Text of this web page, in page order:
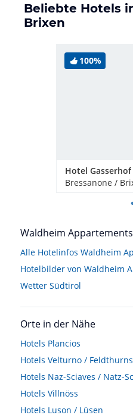
Beliebte Hotels
Brixen
100%
Hotel Gasserhof
Bressanone /
Waldheim
Alle Hotelinfos Waldheim
Hotelbilder von Waldheim
Wetter Südtirol
Orte in der Nähe
Hotels Plancios
Hotels Velturno / Feldthurns
Hotels Naz-Sciaves / Natz-
Hotels Villnöss
Hotels Luson / Lüsen